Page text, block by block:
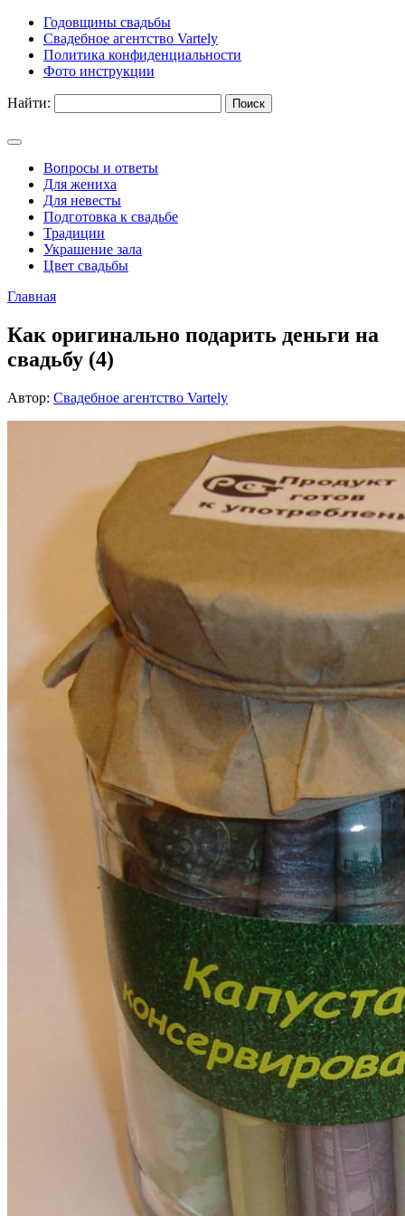
Годовщины свадьбы
Свадебное агентство Vartely
Политика конфиденциальности
Фото инструкции
Найти:
Вопросы и ответы
Для жениха
Для невесты
Подготовка к свадьбе
Традиции
Украшение зала
Цвет свадьбы
Главная
Как оригинально подарить деньги на
свадьбу (4)
Автор: Свадебное агентство Vartely